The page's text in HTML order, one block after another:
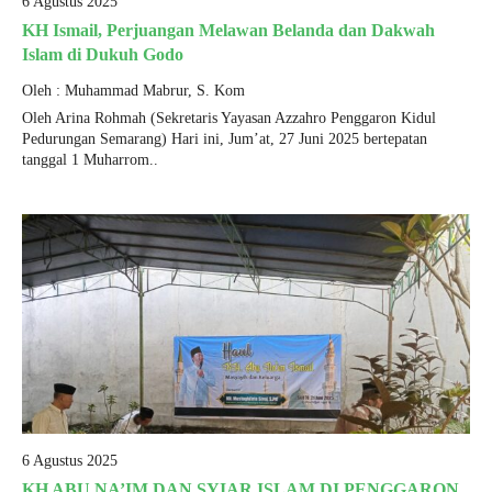
Video
Siswa
Materi + Tugas
Login Email
KH Ismail, Perjuangan Melawan Belanda dan Dakwah
Islam di Dukuh Godo
Oleh : Muhammad Mabrur, S. Kom
Oleh Arina Rohmah (Sekretaris Yayasan Azzahro Penggaron Kidul
Pedurungan Semarang) Hari ini, Jum’at, 27 Juni 2025 bertepatan
tanggal 1 Muharrom..
6 Agustus 2025